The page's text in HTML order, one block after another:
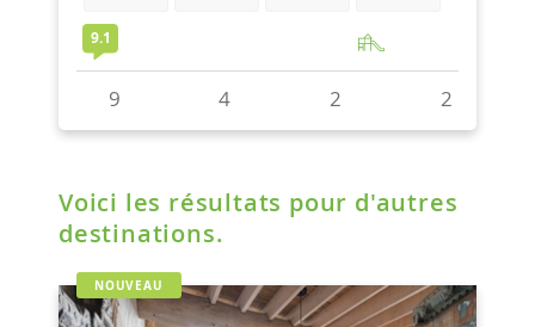
Voici les résultats pour d'autres
destinations.